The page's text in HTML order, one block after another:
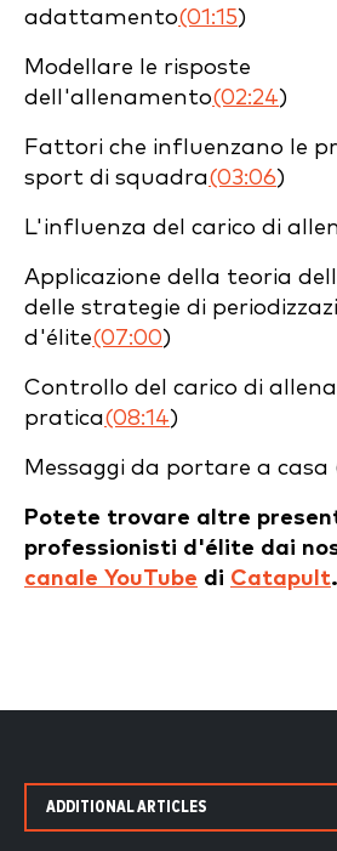
adattamento(01:15)
Modellare le risposte
dell'allenamento(02:24)
Fattori che influenzano le
sport di squadra(03:06)
L'influenza del carico di
Applicazione della teoria
delle strategie di
d'élite(07:00)
Controllo del carico di
pratica(08:14)
Messaggi da portare a casa
Potete trovare altre
professionisti d'élite dai
canale YouTube di Catapult.
ADDITIONAL ARTICLES